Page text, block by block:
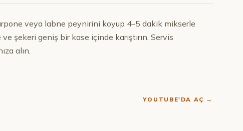
veya labne peynirini koyup 4-5 dakik mikserle
ve şekeri geniş bir kase içinde karıştırın. Servis
alın.
YOUTUBE'DA AÇ →